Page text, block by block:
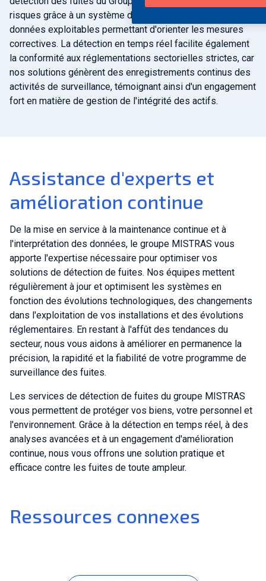
risques grâce à un système d'alerte précoce et à des
données exploitables permettant d'orienter les mesures
correctives. La détection en temps réel facilite également
la conformité aux réglementations sectorielles strictes, car
nos solutions génèrent des enregistrements continus des
activités de surveillance, témoignant ainsi d'un engagement
fort en matière de gestion de l'intégrité des actifs.
Assistance d'experts et
amélioration continue
De la mise en service à la maintenance continue et à
l'interprétation des données, le groupe MISTRAS vous
apporte l'expertise nécessaire pour optimiser vos
solutions de détection de fuites. Nos équipes mettent
régulièrement à jour et optimisent les systèmes en
fonction des évolutions technologiques, des changements
dans l'exploitation de vos installations et des évolutions
réglementaires. En restant à l'affût des tendances du
secteur, nous vous aidons à améliorer en permanence la
précision, la rapidité et la fiabilité de votre programme de
surveillance des fuites.
Les services de détection de fuites du groupe MISTRAS
vous permettent de protéger vos biens, votre personnel et
l'environnement. Grâce à la détection en temps réel, à des
analyses avancées et à un engagement d'amélioration
continue, nous vous offrons une solution pratique et
efficace contre les fuites de toute ampleur.
Ressources connexes